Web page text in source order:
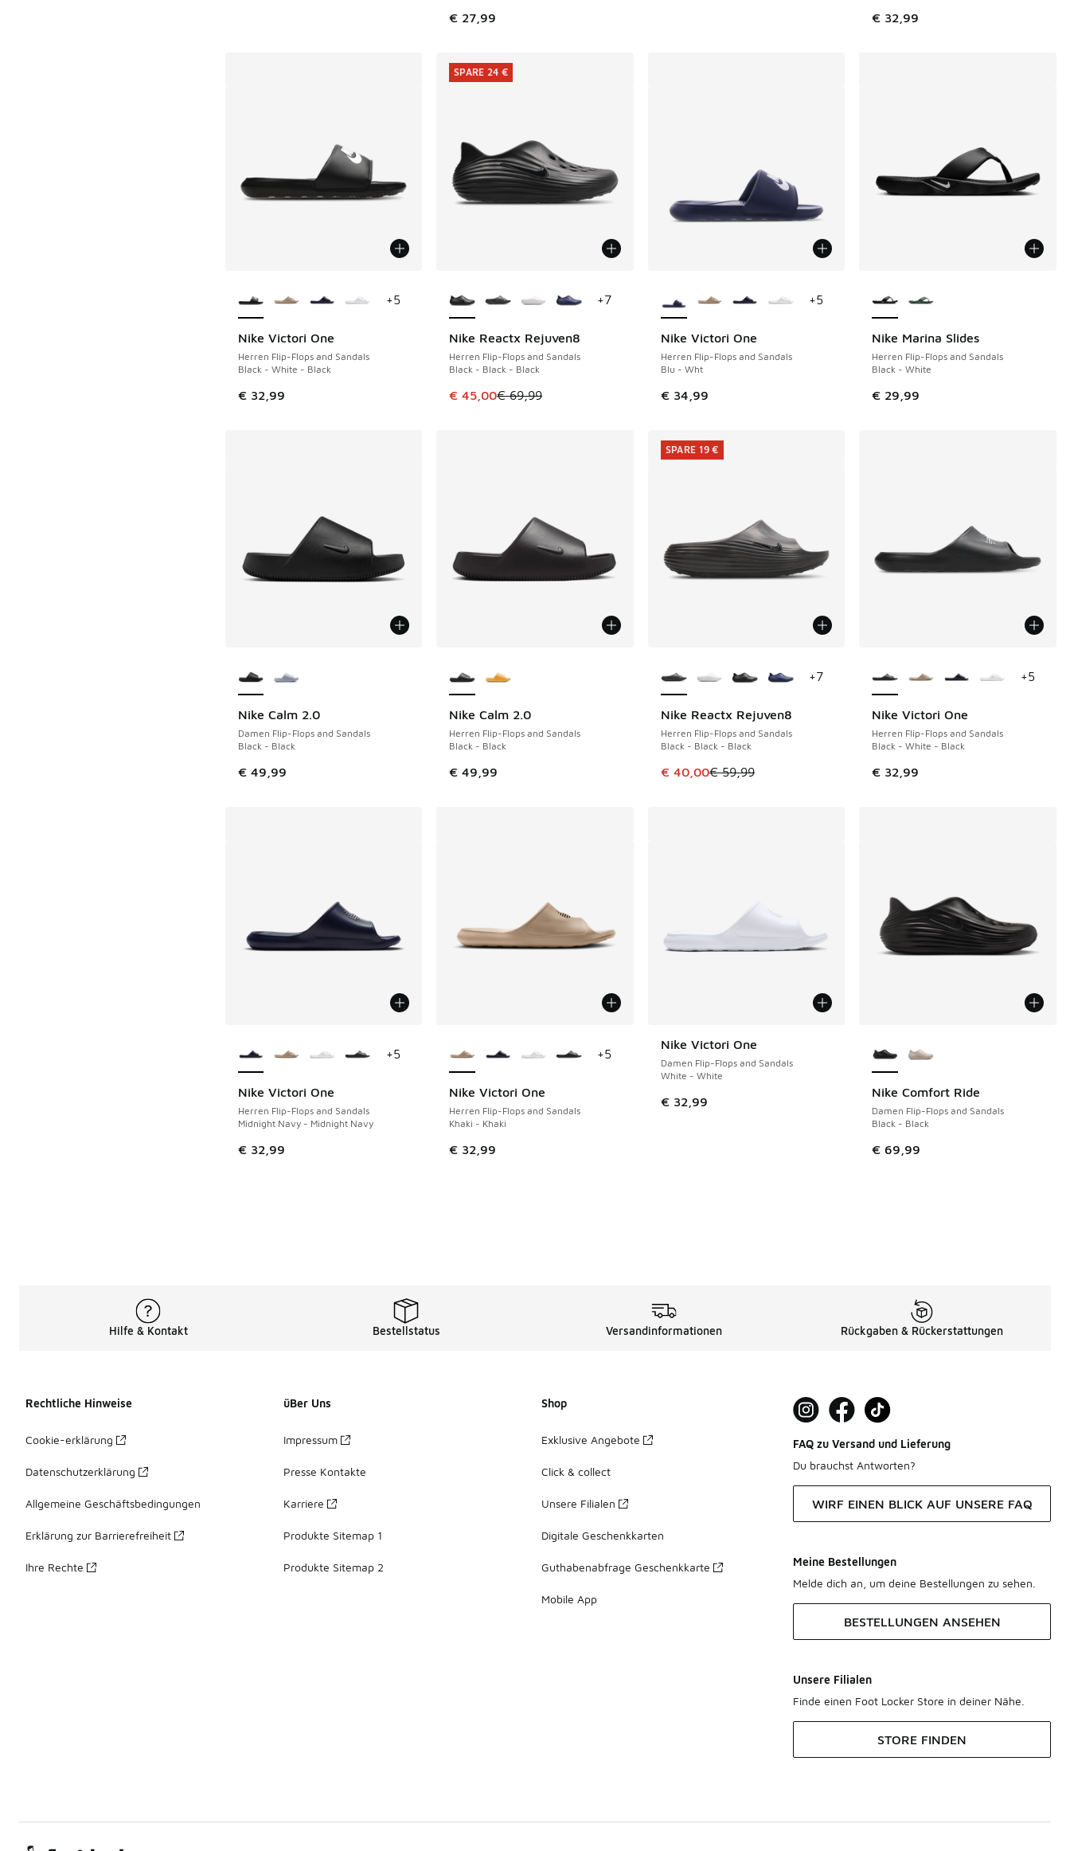
€ 27,99 € 32,99
Nike Victori One
Herren Flip-Flops and Sandals
Black - White - Black
€ 32,99
+5
Nike Reactx Rejuven8
Herren Flip-Flops and Sandals
Black - Black - Black
Dieser Artikel ist im Sale. Der Preis ist von € 69,99 auf € 45,00 gefallen
€ 45,00€ 69,99
SPARE 24 €
+7
SPARE 24 €
Nike Victori One
Herren Flip-Flops and Sandals
Blu - Wht
€ 34,99
+5
Nike Marina Slides
Herren Flip-Flops and Sandals
Black - White
€ 29,99
Nike Calm 2.0
Damen Flip-Flops and Sandals
Black - Black
€ 49,99
Nike Calm 2.0
Herren Flip-Flops and Sandals
Black - Black
€ 49,99
Nike Reactx Rejuven8
Herren Flip-Flops and Sandals
Black - Black - Black
Dieser Artikel ist im Sale. Der Preis ist von € 59,99 auf € 40,00
€ 40,00€ 59,99
SPARE 19 €
+7
SPARE 19 €
Nike Victori One
Herren Flip-Flops and Sandals
Black - White - Black
€ 32,99
+5
Nike Victori One
Herren Flip-Flops and Sandals
Midnight Navy - Midnight Navy
€ 32,99
+5
Nike Victori One
Herren Flip-Flops and Sandals
Khaki - Khaki
€ 32,99
+5
Nike Victori One
Damen Flip-Flops and Sandals
White - White
€ 32,99
Nike Comfort Ride
Damen Flip-Flops and Sandals
Black - Black
€ 69,99
Hilfe & Kontakt Bestellstatus Versandinformationen Rückgaben & Rückerstattungen
Rechtliche Hinweise
Cookie-erklärung
Datenschutzerklärung
Allgemeine Geschäftsbedingungen
Erklärung zur Barrierefreiheit
Ihre Rechte
üBer Uns
Impressum
Presse Kontakte
Karriere
Produkte Sitemap 1
Produkte Sitemap 2
Shop
Exklusive Angebote
Click & collect
Unsere Filialen
Digitale Geschenkkarten
Guthabenabfrage Geschenkkarte
Mobile App
FAQ zu Versand und Lieferung
Du brauchst Antworten?
WIRF EINEN BLICK AUF UNSERE FAQ
Meine Bestellungen
Melde dich an, um deine Bestellungen zu sehen.
BESTELLUNGEN ANSEHEN
Unsere Filialen
Finde einen Foot Locker Store in deiner Nähe.
STORE FINDEN